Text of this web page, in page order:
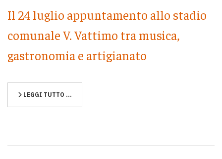
Il 24 luglio appuntamento allo stadio
comunale V. Vattimo tra musica,
gastronomia e artigianato
LEGGI TUTTO …